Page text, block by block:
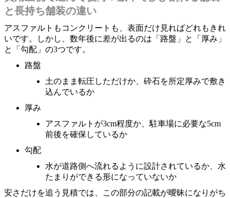
と長持ち舗装の違い
アスファルトもコンクリートも、表面だけ見ればどれもきれ
いです。しかし、数年後に差が出るのは「路盤」と「厚み」
と「勾配」の3つです。
路盤
土のまま転圧しただけか、砕石を所定厚みで敷き
込んでいるか
厚み
アスファルトが3cm程度か、駐車場に必要な5cm
前後を確保しているか
勾配
水が道路側へ流れるように設計されているか、水
たまりができる形になっていないか
安さだけを追う見積では、この部分の記載が曖昧になりがち